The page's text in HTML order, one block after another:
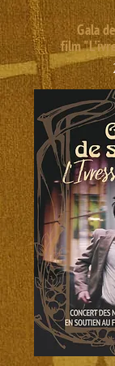
Gala
film